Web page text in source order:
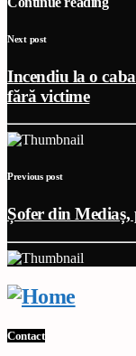
Next post
Incendiu la o
fără victime
Previous post
Șofer din
Contact